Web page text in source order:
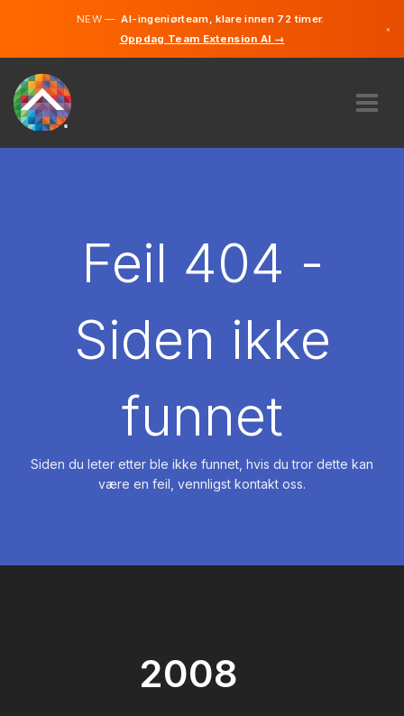
NEW —AI-ingeniørteam, klare innen 72 timer.
Oppdag Team Extension AI →
×
Feil 404 -
Siden ikke
funnet
Siden du leter etter ble ikke funnet, hvis du tror dette kan
være en feil, vennligst kontakt oss.
2008